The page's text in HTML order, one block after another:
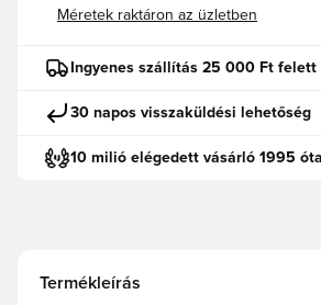
Méretek raktáron az üzletben
Ingyenes szállítás 25 000 Ft felett
30 napos visszaküldési lehetőség
10 milió elégedett vásárló 1995 óta
Termékleírás